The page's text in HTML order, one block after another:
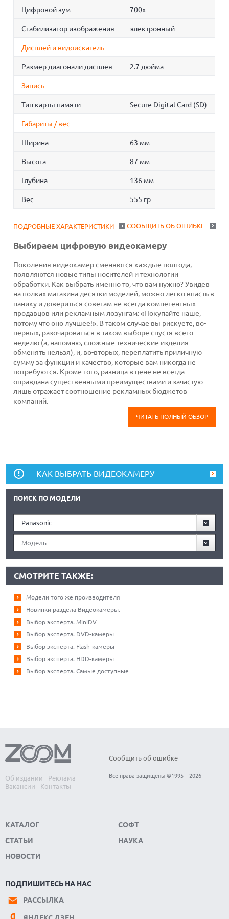
Цифровой зум 700х
Стабилизатор изображения электронный
Дисплей и видоискатель
Размер диагонали дисплея 2.7 дюйма
Запись
Тип карты памяти Secure Digital Card (SD)
Габариты / вес
Ширина 63 мм
Высота 87 мм
Глубина 136 мм
Вес 555 гр
СООБЩИТЬ ОБ ОШИБКЕ
ПОДРОБНЫЕ ХАРАКТЕРИСТИКИ
Выбираем цифровую видеокамеру
Поколения видеокамер сменяются каждые полгода,
появляются новые типы носителей и технологии
обработки. Как выбрать именно то, что вам нужно? Увидев
на полках магазина десятки моделей, можно легко впасть в
панику и довериться советам не всегда компетентных
продавцов или рекламным лозунгам: «Покупайте наше,
потому что оно лучшее!». В таком случае вы рискуете, во-
первых, разочароваться в таком выборе спустя всего
неделю (а, напомню, сложные технические изделия
обменять нельзя), и, во-вторых, переплатить приличную
сумму за функции и качество, которые вам никогда не
потребуются. Кроме того, разница в цене не всегда
оправдана существенными преимуществами и зачастую
лишь отражает соотношение рекламных бюджетов
компаний.
ЧИТАТЬ ПОЛНЫЙ ОБЗОР
КАК ВЫБРАТЬ ВИДЕОКАМЕРУ
ПОИСК ПО МОДЕЛИ
Panasonic
Модель
СМОТРИТЕ ТАКЖЕ:
Модели того же производителя
Новинки раздела Видеокамеры.
Выбор эксперта. MiniDV
Выбор эксперта. DVD-камеры
Выбор эксперта. Flash-камеры
Выбор эксперта. HDD-камеры
Выбор эксперта. Самые доступные
Об издании
Реклама
Вакансии
Контакты
Сообщить об ошибке
Все права защищены ©1995 – 2026
КАТАЛОГ
СТАТЬИ
НОВОСТИ
СОФТ
НАУКА
ПОДПИШИТЕСЬ НА НАС
РАССЫЛКА